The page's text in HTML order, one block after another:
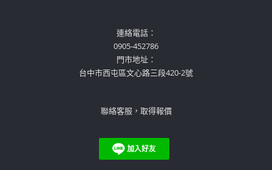
連絡電話：
0905-452786
門市地址：
台中市西屯區文心路三段420-2號
聯絡客服，取得報價